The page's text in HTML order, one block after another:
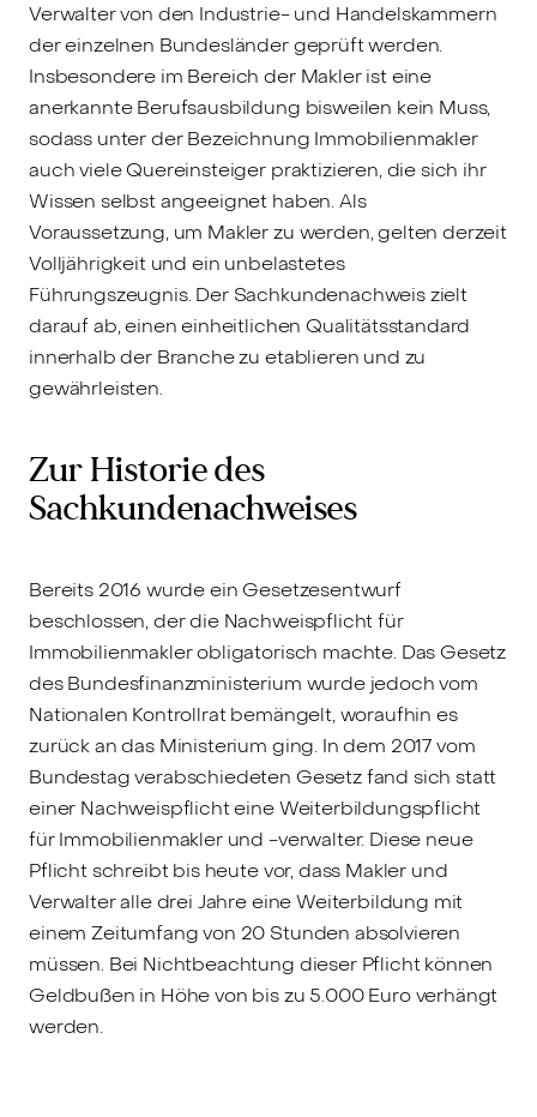
Verwalter von den Industrie- und Handelskammern
der einzelnen Bundesländer geprüft werden.
Insbesondere im Bereich der Makler ist eine
anerkannte Berufsausbildung bisweilen kein Muss,
sodass unter der Bezeichnung Immobilienmakler
auch viele Quereinsteiger praktizieren, die sich ihr
Wissen selbst angeeignet haben. Als
Voraussetzung, um Makler zu werden, gelten derzeit
Volljährigkeit und ein unbelastetes
Führungszeugnis. Der Sachkundenachweis zielt
darauf ab, einen einheitlichen Qualitätsstandard
innerhalb der Branche zu etablieren und zu
gewährleisten.
Zur Historie des
Sachkundenachweises
Bereits 2016 wurde ein Gesetzesentwurf
beschlossen, der die Nachweispflicht für
Immobilienmakler obligatorisch machte. Das Gesetz
des Bundesfinanzministerium wurde jedoch vom
Nationalen Kontrollrat bemängelt, woraufhin es
zurück an das Ministerium ging. In dem 2017 vom
Bundestag verabschiedeten Gesetz fand sich statt
einer Nachweispflicht eine Weiterbildungspflicht
für Immobilienmakler und -verwalter. Diese neue
Pflicht schreibt bis heute vor, dass Makler und
Verwalter alle drei Jahre eine Weiterbildung mit
einem Zeitumfang von 20 Stunden absolvieren
müssen. Bei Nichtbeachtung dieser Pflicht können
Geldbußen in Höhe von bis zu 5.000 Euro verhängt
werden.